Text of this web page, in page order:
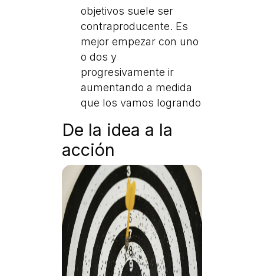
objetivos suele ser
contraproducente. Es
mejor empezar con uno
o dos y
progresivamente ir
aumentando a medida
que los vamos logrando
De la idea a la
acción